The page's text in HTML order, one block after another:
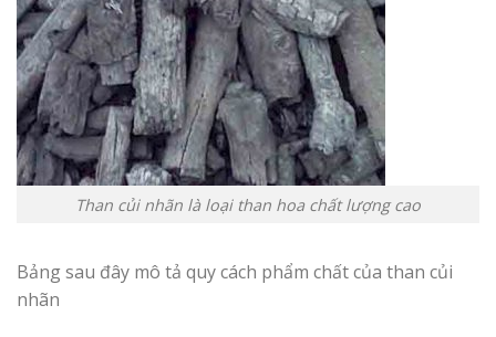
Than củi nhãn là loại than hoa chất lượng cao
Bảng sau đây mô tả quy cách phẩm chất của than củi
nhãn